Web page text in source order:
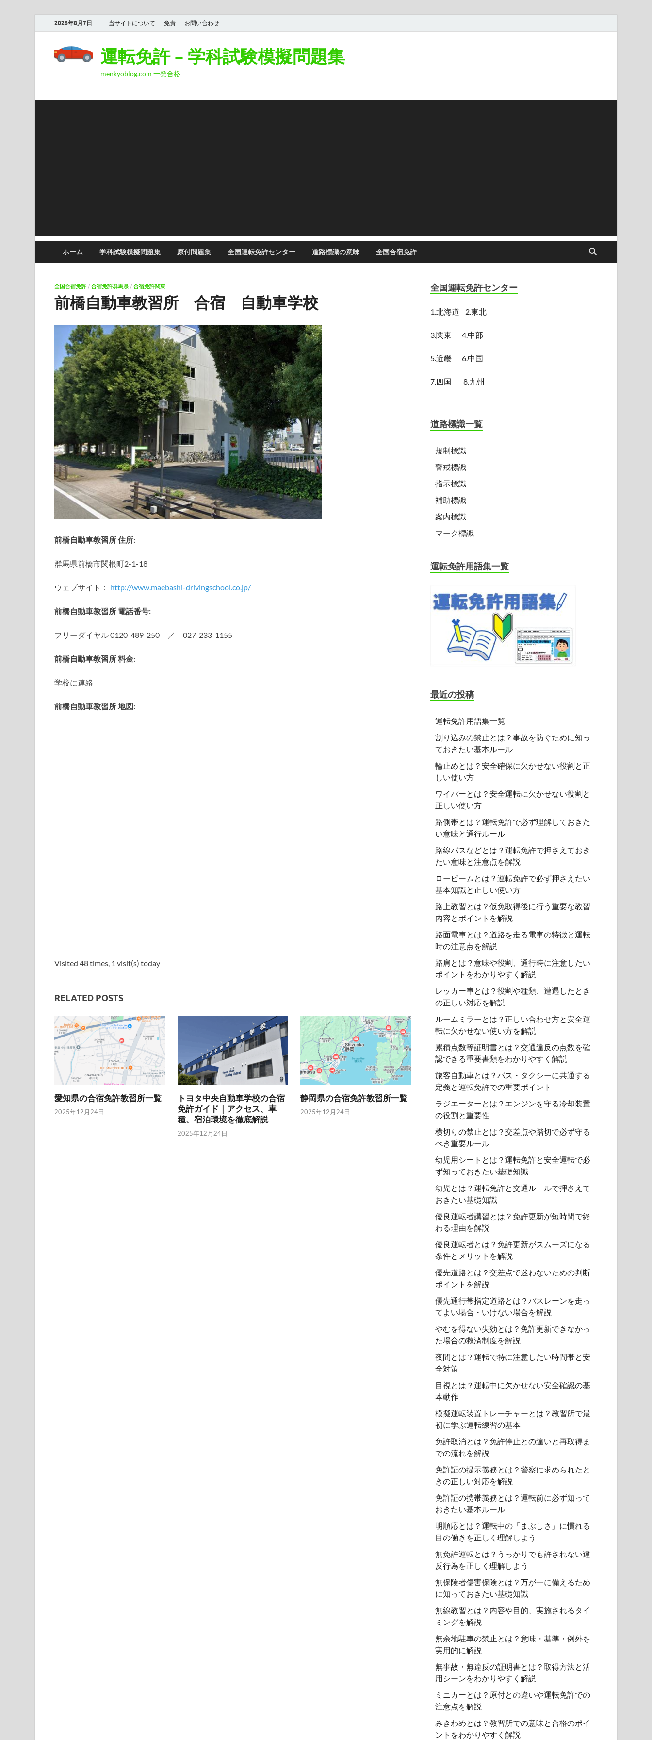
2026年8月7日 当サイトについて 免責 お問い合わせ
運転免許 – 学科試験模擬問題集
menkyoblog.com 一発合格
ホーム 学科試験模擬問題集 原付問題集 全国運転免許センター 道路標識の意味 全国合宿免許
全国合宿免許 / 合宿免許群馬県 / 合宿免許関東
前橋自動車教習所 合宿 自動車学校
前橋自動車教習所 住所:
群馬県前橋市関根町2-1-18
ウェブサイト： http://www.maebashi-drivingschool.co.jp/
前橋自動車教習所 電話番号:
フリーダイヤル 0120-489-250 ／ 027-233-1155
前橋自動車教習所 料金:
学校に連絡
前橋自動車教習所 地図:
Visited 48 times, 1 visit(s) today
RELATED POSTS
愛知県の合宿免許教習所一覧
2025年12月24日
トヨタ中央自動車学校の合宿
免許ガイド｜アクセス、車
種、宿泊環境を徹底解説
2025年12月24日
静岡県の合宿免許教習所一覧
2025年12月24日
全国運転免許センター
1.北海道 2.東北
3.関東 4.中部
5.近畿 6.中国
7.四国 8.九州
道路標識一覧
規制標識
警戒標識
指示標識
補助標識
案内標識
マーク標識
運転免許用語集一覧
最近の投稿
運転免許用語集一覧
割り込みの禁止とは？事故を防ぐために知っ
ておきたい基本ルール
輪止めとは？安全確保に欠かせない役割と正
しい使い方
ワイパーとは？安全運転に欠かせない役割と
正しい使い方
路側帯とは？運転免許で必ず理解しておきた
い意味と通行ルール
路線バスなどとは？運転免許で押さえておき
たい意味と注意点を解説
ロービームとは？運転免許で必ず押さえたい
基本知識と正しい使い方
路上教習とは？仮免取得後に行う重要な教習
内容とポイントを解説
路面電車とは？道路を走る電車の特徴と運転
時の注意点を解説
路肩とは？意味や役割、通行時に注意したい
ポイントをわかりやすく解説
レッカー車とは？役割や種類、遭遇したとき
の正しい対応を解説
ルームミラーとは？正しい合わせ方と安全運
転に欠かせない使い方を解説
累積点数等証明書とは？交通違反の点数を確
認できる重要書類をわかりやすく解説
旅客自動車とは？バス・タクシーに共通する
定義と運転免許での重要ポイント
ラジエーターとは？エンジンを守る冷却装置
の役割と重要性
横切りの禁止とは？交差点や踏切で必ず守る
べき重要ルール
幼児用シートとは？運転免許と安全運転で必
ず知っておきたい基礎知識
幼児とは？運転免許と交通ルールで押さえて
おきたい基礎知識
優良運転者講習とは？免許更新が短時間で終
わる理由を解説
優良運転者とは？免許更新がスムーズになる
条件とメリットを解説
優先道路とは？交差点で迷わないための判断
ポイントを解説
優先通行帯指定道路とは？バスレーンを走っ
てよい場合・いけない場合を解説
やむを得ない失効とは？免許更新できなかっ
た場合の救済制度を解説
夜間とは？運転で特に注意したい時間帯と安
全対策
目視とは？運転中に欠かせない安全確認の基
本動作
模擬運転装置トレーチャーとは？教習所で最
初に学ぶ運転練習の基本
免許取消とは？免許停止との違いと再取得ま
での流れを解説
免許証の提示義務とは？警察に求められたと
きの正しい対応を解説
免許証の携帯義務とは？運転前に必ず知って
おきたい基本ルール
明順応とは？運転中の「まぶしさ」に慣れる
目の働きを正しく理解しよう
無免許運転とは？うっかりでも許されない違
反行為を正しく理解しよう
無保険者傷害保険とは？万が一に備えるため
に知っておきたい基礎知識
無線教習とは？内容や目的、実施されるタイ
ミングを解説
無余地駐車の禁止とは？意味・基準・例外を
実用的に解説
無事故・無違反の証明書とは？取得方法と活
用シーンをわかりやすく解説
ミニカーとは？原付との違いや運転免許での
注意点を解説
みきわめとは？教習所での意味と合格のポイ
ントをわかりやすく解説